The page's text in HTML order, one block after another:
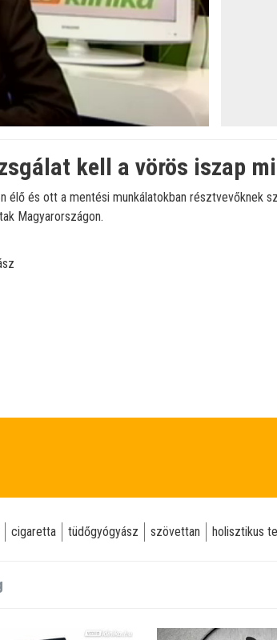
kell a vörös iszap
élő és ott a mentési munkálatokban résztvevőknek
Magyarországon.
cigaretta tüdőgyógyász szövettan holisztikus